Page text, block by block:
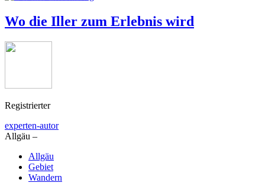
Wo die Iller zum Erlebnis wird
Registrierter
experten-autor
Allgäu –
Allgäu
Gebiet
Wandern